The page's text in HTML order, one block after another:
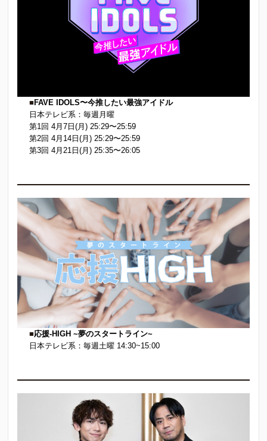
■ FAVE IDOLS〜今推したい最強アイドル
日本テレビ系：毎週月曜
第1回 4月7日(月) 25:29〜25:59
第2回 4月14日(月) 25:29〜25:59
第3回 4月21日(月) 25:35〜26:05
■応援-HIGH ~夢のスタートライン~
日本テレビ系：毎週土曜 14:30~15:00